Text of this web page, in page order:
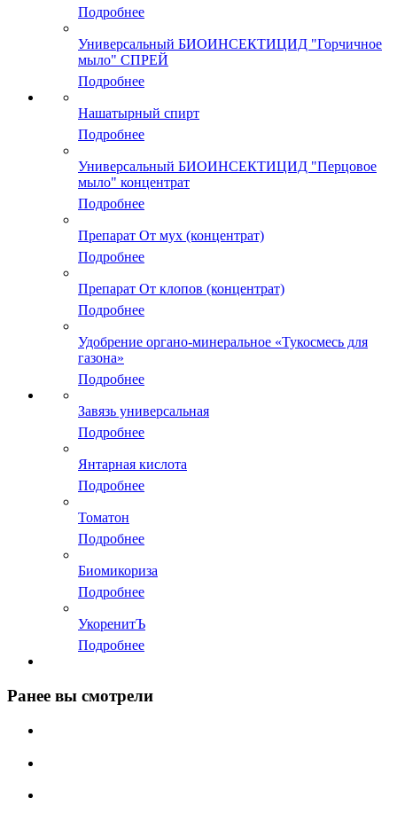
Подробнее
Универсальный БИОИНСЕКТИЦИД "Горчичное
мыло" СПРЕЙ
Подробнее
Нашатырный спирт
Подробнее
Универсальный БИОИНСЕКТИЦИД "Перцовое
мыло" концентрат
Подробнее
Препарат От мух (концентрат)
Подробнее
Препарат От клопов (концентрат)
Подробнее
Удобрение органо-минеральное «Тукосмесь для
газона»
Подробнее
Завязь универсальная
Подробнее
Янтарная кислота
Подробнее
Томатон
Подробнее
Биомикориза
Подробнее
УкоренитЪ
Подробнее
Ранее вы смотрели